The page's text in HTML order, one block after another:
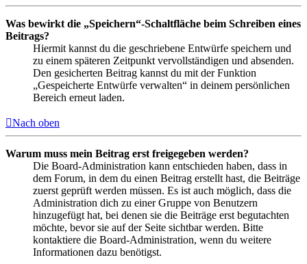
Was bewirkt die „Speichern“-Schaltfläche beim Schreiben eines
Beitrags?
Hiermit kannst du die geschriebene Entwürfe speichern und
zu einem späteren Zeitpunkt vervollständigen und absenden.
Den gesicherten Beitrag kannst du mit der Funktion
„Gespeicherte Entwürfe verwalten“ in deinem persönlichen
Bereich erneut laden.
Nach oben
Warum muss mein Beitrag erst freigegeben werden?
Die Board-Administration kann entschieden haben, dass in
dem Forum, in dem du einen Beitrag erstellt hast, die Beiträge
zuerst geprüft werden müssen. Es ist auch möglich, dass die
Administration dich zu einer Gruppe von Benutzern
hinzugefügt hat, bei denen sie die Beiträge erst begutachten
möchte, bevor sie auf der Seite sichtbar werden. Bitte
kontaktiere die Board-Administration, wenn du weitere
Informationen dazu benötigst.